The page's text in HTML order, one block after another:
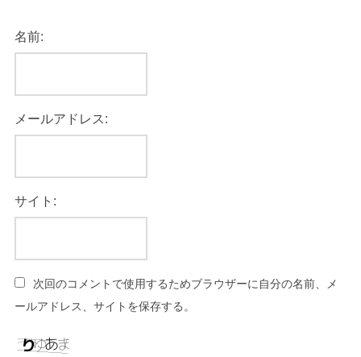
名前:
メールアドレス:
サイト:
次回のコメントで使用するためブラウザーに自分の名前、メ
ールアドレス、サイトを保存する。